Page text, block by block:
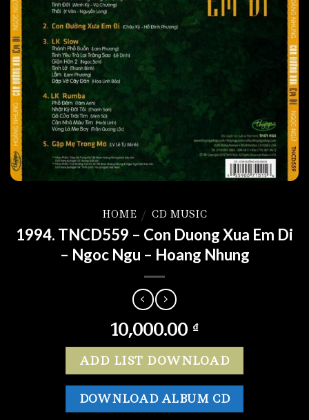
HOME / CD MUSIC
1994. TNCD559 – Con Duong Xua Em Di
– Ngoc Ngu – Hoang Nhung
10,000.00 ₫
ADD LIST DOWNLOAD
DOWNLOAD ALBUM CD